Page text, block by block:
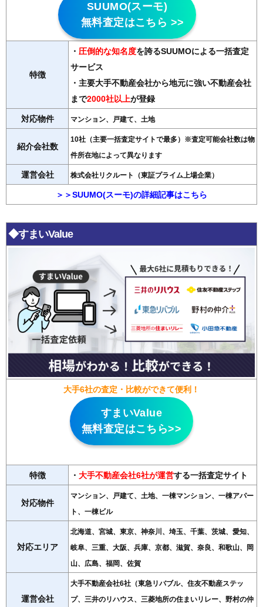
SUUMO(スーモ)
無料査定はこちら >>
特徴
・ 圧倒的な知名度を誇るSUUMOによる一括査定
サービス
・主要大手不動産会社から地元に強い不動産会社
まで2000社以上が登録
対応物件 マンション、戸建て、土地
紹介会社数
10社（主要一括査定サイトで最多）※査定可能会社数は物
件所在地によって異なります
運営会社 株式会社リクルート（東証プライム上場企業）
＞＞SUUMO(スーモ)の詳細記事はこちら
◆すまいValue
大手6社の査定・比較ができて便利！
すまいValue
無料査定はこちら>>
特徴 ・ 大手不動産会社6社が運営する一括査定サイト
対応物件
マンション、戸建て、土地、一棟マンション、一棟アパー
ト、一棟ビル
対応エリア
北海道、宮城、東京、神奈川、埼玉、千葉、茨城、愛知、
岐阜、三重、大阪、兵庫、京都、滋賀、奈良、和歌山、岡
山、広島、福岡、佐賀
運営会社
大手不動産会社6社（東急リバブル、住友不動産ステッ
プ、三井のリハウス、三菱地所の住まいリレー、野村の仲